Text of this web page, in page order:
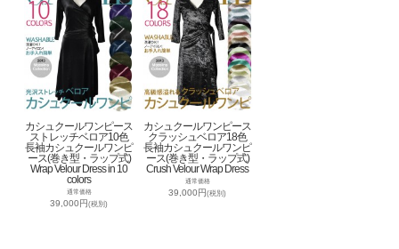
カシュクールワンピース
ストレッチベロア10色
長袖カシュクールワンピ
ース(巻き型・ラップ式)
Wrap Velour Dress in 10
colors
通常価格
39,000円(税別)
カシュクールワンピース
クラッシュベロア18色
長袖カシュクールワンピ
ース(巻き型・ラップ式)
Crush Velour Wrap Dress
通常価格
39,000円(税別)